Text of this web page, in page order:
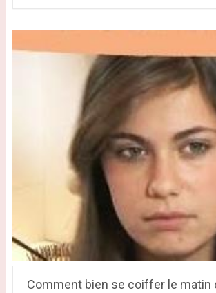
Comment bien se coiffer le matin